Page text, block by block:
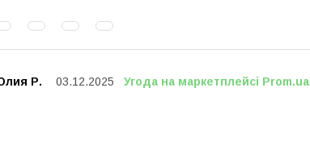
Р. 03.12.2025 Угода на маркетплейсі Prom.ua